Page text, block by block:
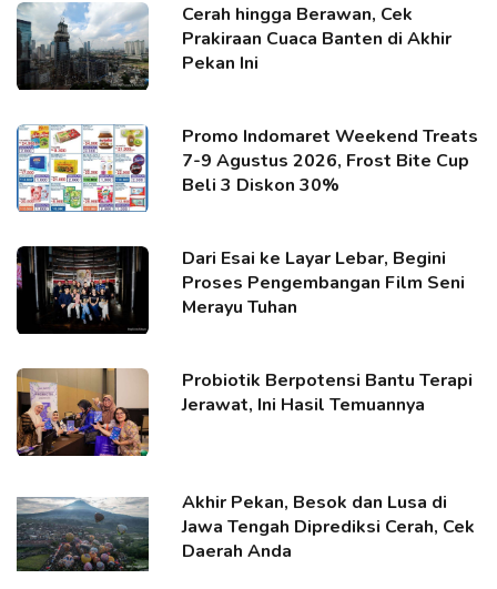
Cerah hingga Berawan, Cek
Prakiraan Cuaca Banten di Akhir
Pekan Ini
Promo Indomaret Weekend Treats
7-9 Agustus 2026, Frost Bite Cup
Beli 3 Diskon 30%
Dari Esai ke Layar Lebar, Begini
Proses Pengembangan Film Seni
Merayu Tuhan
Probiotik Berpotensi Bantu Terapi
Jerawat, Ini Hasil Temuannya
Akhir Pekan, Besok dan Lusa di
Jawa Tengah Diprediksi Cerah, Cek
Daerah Anda